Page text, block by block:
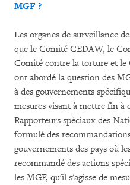
MGF ?
Les organes de surveillance
que le Comité CEDAW, le
Comité contre la torture et le
ont abordé la question des
à des gouvernements
mesures visant à mettre fin à
Rapporteurs spéciaux des
formulé des
gouvernements des pays où
recommandé des actions
les MGF, qu'il s'agisse de